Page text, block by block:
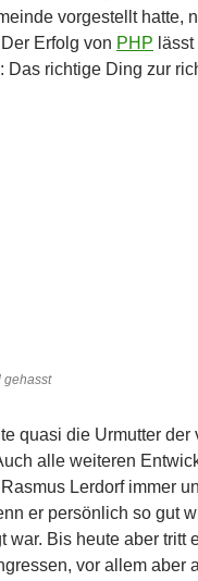
vorgestellt hatte,
Erfolg von PHP
Das richtige Ding zur
gehasst
quasi die Urmutter der
alle weiteren
Lerdorf immer
er persönlich so gut
war. Bis heute aber tritt
vor allem aber